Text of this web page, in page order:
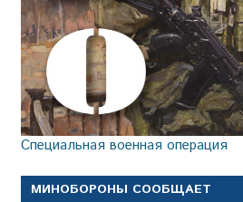
Специальная военная операция
МИНОБОРОНЫ СООБЩАЕТ